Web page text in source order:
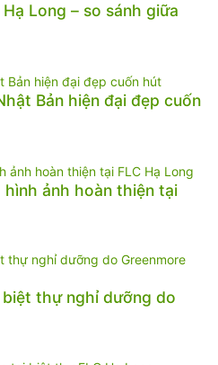
Long – so sánh giữa
Bản hiện đại đẹp cuốn
ảnh hoàn thiện tại
thự nghỉ dưỡng do